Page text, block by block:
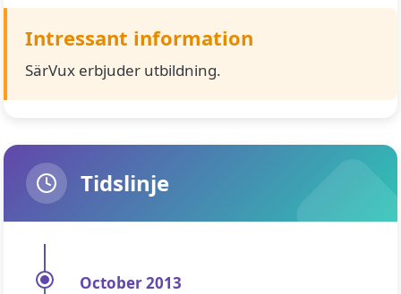
Intressant information
SärVux erbjuder utbildning.
Tidslinje
October 2013